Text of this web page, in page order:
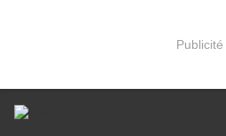
Publicité